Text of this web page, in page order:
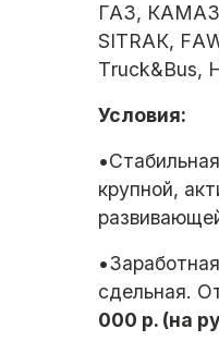
ГАЗ,
SIТRАК,
Тruсk&Вus,
Условия:
крупной,
сдельная.
000 р. (на